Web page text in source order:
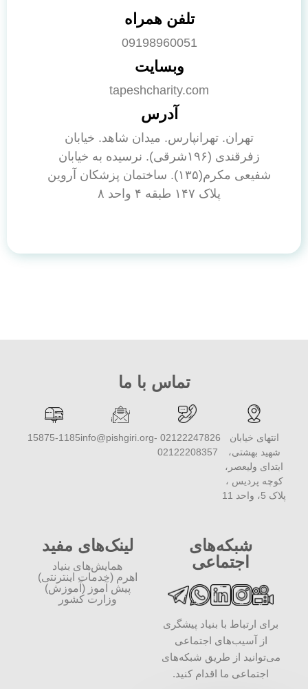
تلفن همراه
09198960051
وبسایت
tapeshcharity.com
آدرس
تهران. تهرانپارس. میدان شاهد. خیابان
زفرقندی (۱۹۶شرقی). نرسیده به خیابان
شفیعی مکرم(۱۳۵). ساختمان پزشکان آروین
پلاک ۱۴۷ طبقه ۴ واحد ۸
تماس با ما
انتهای خیابان
شهید بهشتی،
ابتدای ولیعصر،
کوچه پردیس ،
پلاک 5، واحد 11
02122247826 -
02122208357
info@pishgiri.org
15875-1185
شبکه‌های
اجتماعی
برای ارتباط با بنیاد پیشگری
از آسیب‌های اجتماعی
می‌توانید از طریق شبکه‌‎های
اجتماعی ما اقدام کنید.
لینک‌های مفید
همایش‌های بنیاد
اهرم (خدمات اینترنتی)
پیش آموز (آموزش)
وزارت کشور